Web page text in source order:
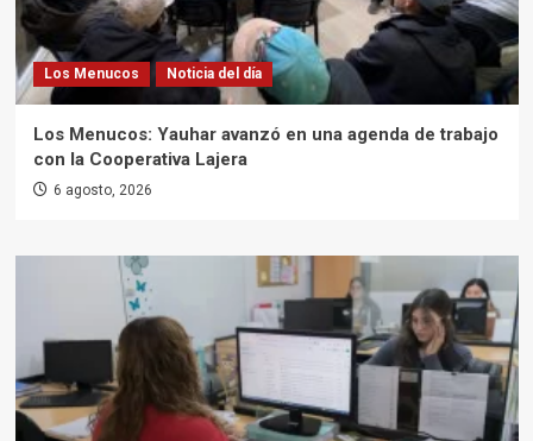
Los Menucos Noticia del día
Los Menucos: Yauhar avanzó en una agenda de trabajo
con la Cooperativa Lajera
6 agosto, 2026